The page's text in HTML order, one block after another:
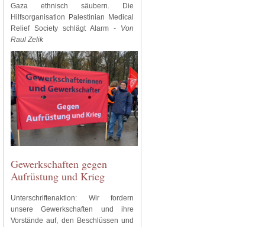
Gaza ethnisch säubern. Die
Hilfsorganisation Palestinian Medical
Relief Society schlägt Alarm - Von
Raul Zelik
Gewerkschaften gegen
Aufrüstung und Krieg
Unterschriftenaktion: Wir fordern
unsere Gewerkschaften und ihre
Vorstände auf, den Beschlüssen und